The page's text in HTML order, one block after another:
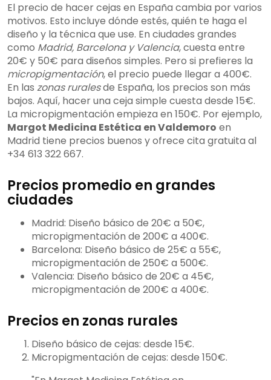
El precio de hacer cejas en España cambia por varios
motivos. Esto incluye dónde estés, quién te haga el
diseño y la técnica que use. En ciudades grandes
como Madrid, Barcelona y Valencia, cuesta entre
20€ y 50€ para diseños simples. Pero si prefieres la
micropigmentación, el precio puede llegar a 400€.
En las zonas ruralesde España, los precios son más
bajos. Aquí, hacer una ceja simple cuesta desde 15€.
La micropigmentación empieza en 150€. Por ejemplo,
Margot Medicina Estética en Valdemoro en
Madrid tiene precios buenos y ofrece cita gratuita al
+34 613 322 667.
Precios promedio en grandes
ciudades
Madrid: Diseño básico de 20€ a 50€,
micropigmentación de 200€ a 400€.
Barcelona: Diseño básico de 25€ a 55€,
micropigmentación de 250€ a 500€.
Valencia: Diseño básico de 20€ a 45€,
micropigmentación de 200€ a 400€.
Precios en zonas rurales
Diseño básico de cejas: desde 15€.
Micropigmentación de cejas: desde 150€.